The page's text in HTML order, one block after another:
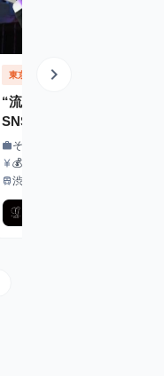
chevron_right
東京都 その他
“流れてくる側”で終わる
SNSコンテンツ映像｜ア
ター（AD）
職種
workその他
給与
currency_yen💰 報酬 ・1案件あたり： 時
円〜 日単価（目安）：
り
最寄駅
train渋谷駅から徒歩5分